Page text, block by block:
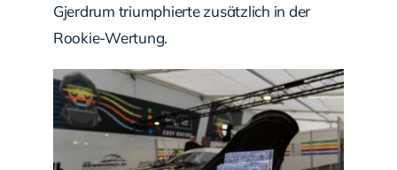
Gjerdrum triumphierte zusätzlich in der
Rookie-Wertung.